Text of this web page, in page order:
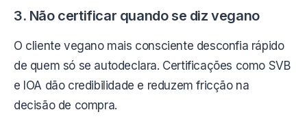
3. Não certificar quando se diz vegano
O cliente vegano mais consciente desconfia rápido
de quem só se autodeclara. Certificações como SVB
e IOA dão credibilidade e reduzem fricção na
decisão de compra.